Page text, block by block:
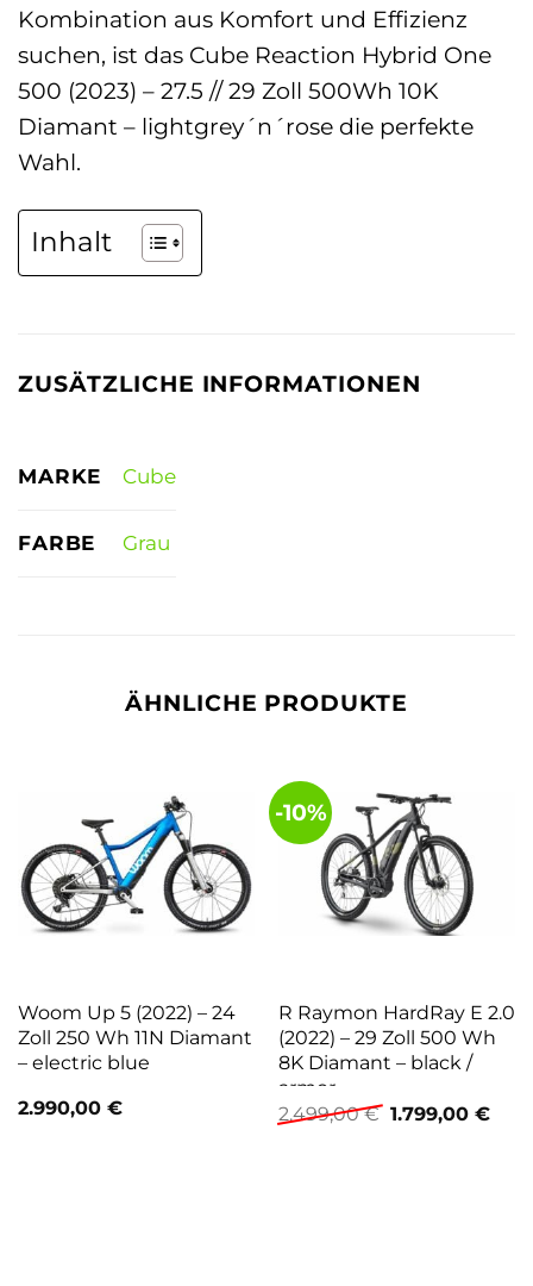
Kombination aus Komfort und Effizienz
suchen, ist das Cube Reaction Hybrid One
500 (2023) – 27.5 // 29 Zoll 500Wh 10K
Diamant – lightgrey´n´rose die perfekte
Wahl.
Inhalt
ZUSÄTZLICHE INFORMATIONEN
MARKE Cube
FARBE Grau
ÄHNLICHE PRODUKTE
Woom Up 5 (2022) – 24
Zoll 250 Wh 11N Diamant
– electric blue
2.990,00 €
-10%
R Raymon HardRay E 2.0
(2022) – 29 Zoll 500 Wh
8K Diamant – black /
armor
2.499,00€ Ursprünglicher
1.799,00 €